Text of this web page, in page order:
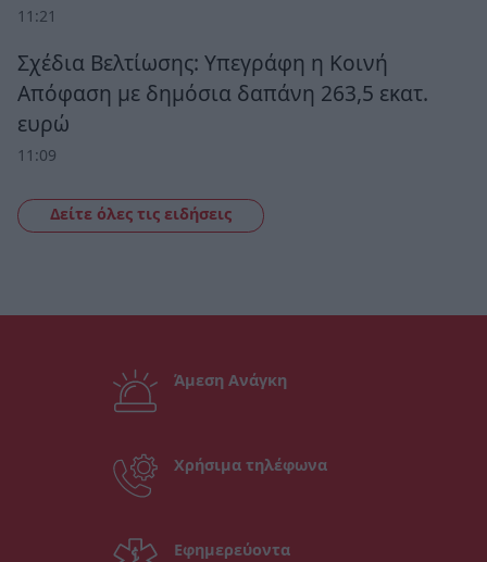
11:21
Σχέδια Βελτίωσης: Υπεγράφη η Κοινή
Απόφαση με δημόσια δαπάνη 263,5 εκατ.
ευρώ
11:09
Δείτε όλες τις ειδήσεις
Άμεση Ανάγκη
Χρήσιμα τηλέφωνα
Εφημερεύοντα